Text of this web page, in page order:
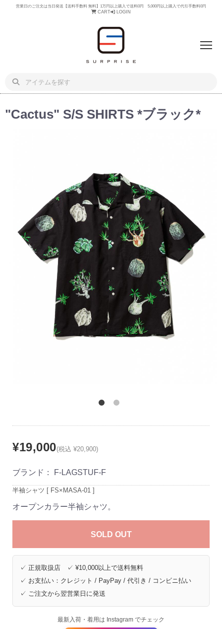
営業日のご注文は当日発送【送料手数料 無料】1万円以上購入で送料0円 5,000円以上購入で代引手数料0円
CART LOGIN
"Cactus" S/S SHIRTS *ブラック*
¥19,000(税込 ¥20,900)
ブランド： F-LAGSTUF-F
半袖シャツ [ FS×MASA-01 ]
オープンカラー半袖シャツ。
SOLD OUT
✓ 正規取扱店 ✓ ¥10,000以上で送料無料
✓ お支払い：クレジット / PayPay / 代引き / コンビニ払い
✓ ご注文から翌営業日に発送
最新入荷・着用は Instagram でチェック